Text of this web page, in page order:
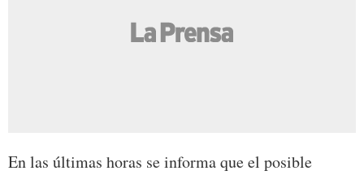
En las últimas horas se informa que el posible